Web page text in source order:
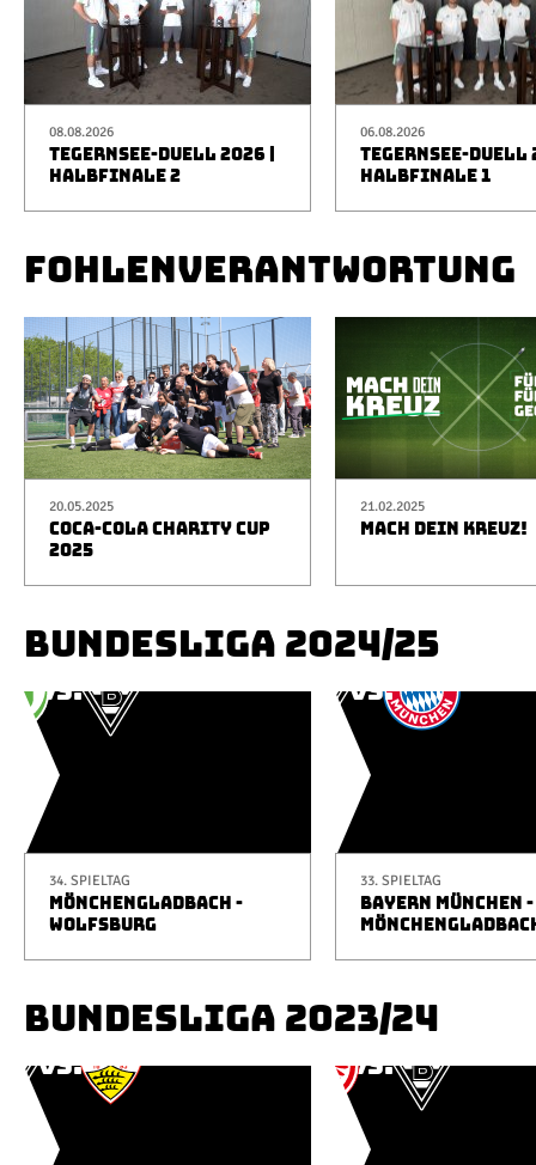
08.08.2026
TEGERNSEE-DUELL 2026 |
HALBFINALE 2
06.08.2026
TEGERNSEE-DUELL
HALBFINALE 1
FOHLENVERANTWORTUNG
20.05.2025
COCA-COLA CHARITY CUP
2025
21.02.2025
MACH DEIN KREUZ!
BUNDESLIGA 2024/25
34. SPIELTAG
MÖNCHENGLADBACH -
WOLFSBURG
33. SPIELTAG
BAYERN MÜNCHEN -
BUNDESLIGA 2023/24